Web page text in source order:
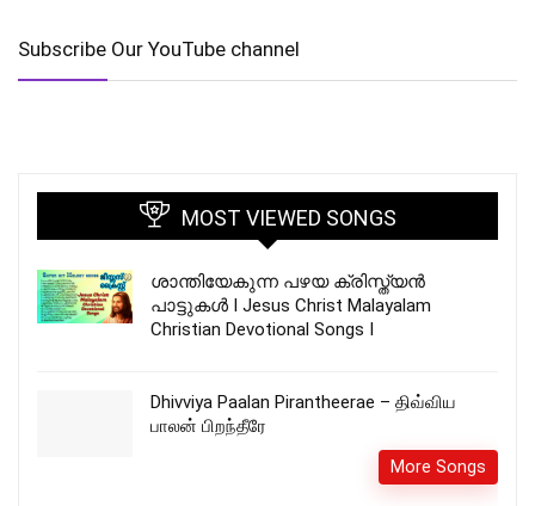
Subscribe Our YouTube channel
MOST VIEWED SONGS
ശാന്തിയേകുന്ന പഴയ ക്രിസ്ത്യന്‍
പാട്ടുകള്‍ I Jesus Christ Malayalam
Christian Devotional Songs I
Dhivviya Paalan Pirantheerae – திவ்விய
பாலன் பிறந்தீரே
More Songs